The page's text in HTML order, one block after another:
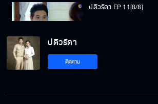
ปดิวรัดา EP.11[8/8]
ปดิวรัดา
ติดตาม